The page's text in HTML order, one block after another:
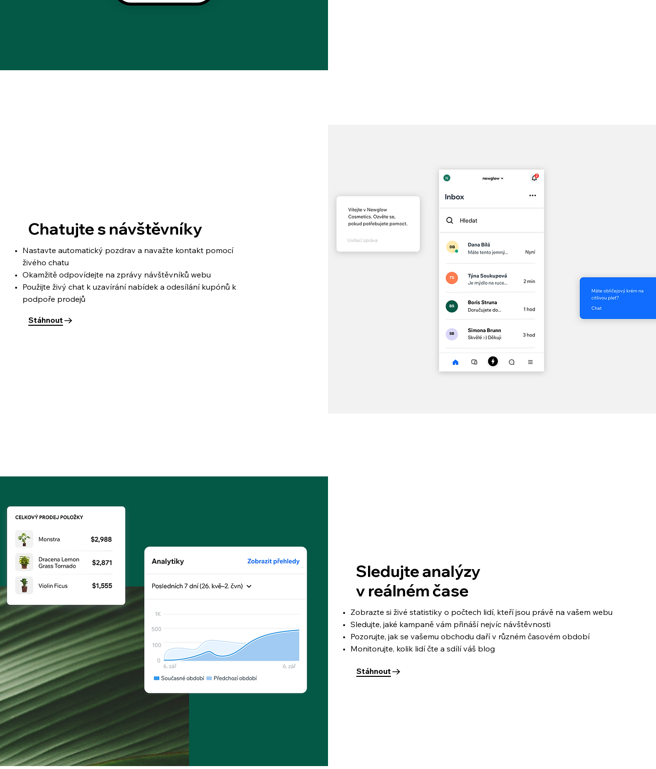
Chatujte s návštěvníky
Nastavte automatický pozdrav a navažte kontakt pomocí
živého chatu
Okamžitě odpovídejte na zprávy návštěvníků webu
Použijte živý chat k uzavírání nabídek a odesílání kupónů k
podpoře prodejů
Stáhnout
Sledujte analýzy
v reálném čase
Zobrazte si živé statistiky o počtech lidí, kteří jsou právě na vašem webu
Sledujte, jaké kampaně vám přináší nejvíc návštěvnosti
Pozorujte, jak se vašemu obchodu daří v různém časovém období
Monitorujte, kolik lidí čte a sdílí váš blog
Stáhnout